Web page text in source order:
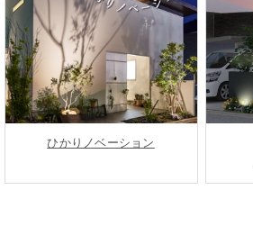
ひかりノベーション